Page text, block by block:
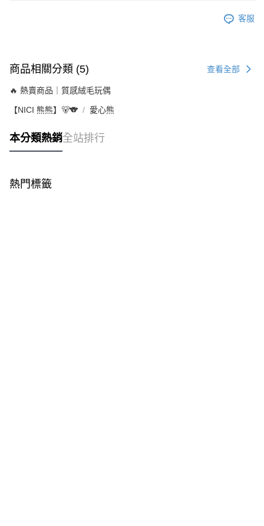
客服
商品相關分類 (5) 查看全部
🔥 熱賣商品｜質感絨毛玩偶
【NICI 熊熊】🐻🐨 愛心熊
本分類熱銷全站排行
熱門標籤